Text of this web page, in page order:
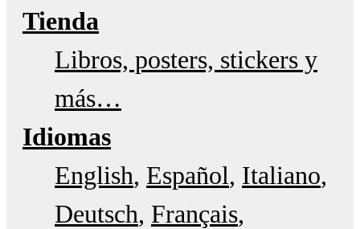
Tienda
Libros, posters, stickers y
más…
Idiomas
English Español Italiano
Deutsch Français